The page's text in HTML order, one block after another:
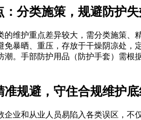
分类施策，规避防护
的维护重点差异较大，需分类施策
免暴晒、重压，存放于干燥阴凉处
潮。手部防护用品（防护手套）需
准规避，守住合规维护
企业和从业人员易陷入各类误区，